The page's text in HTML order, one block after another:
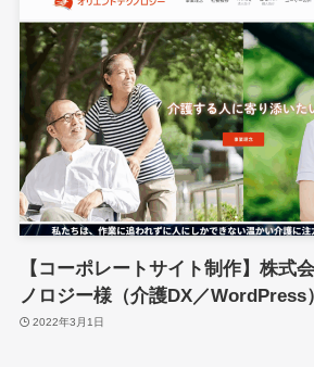
【コーポレートサイト制作】株式
ノロジー様（介護DX／WordPress）
2022年3月1日